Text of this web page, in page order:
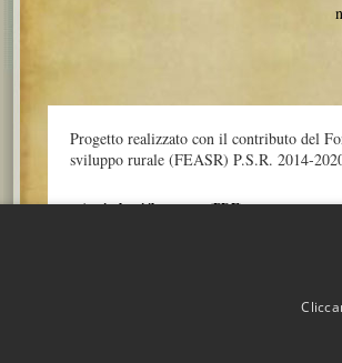
Progetto realizzato con il contributo del
sviluppo rurale (FEASR) P.S.R. 2014-
» Apri e leggi il progetto (PDF)
http://europa.eu/legislation_summaries/